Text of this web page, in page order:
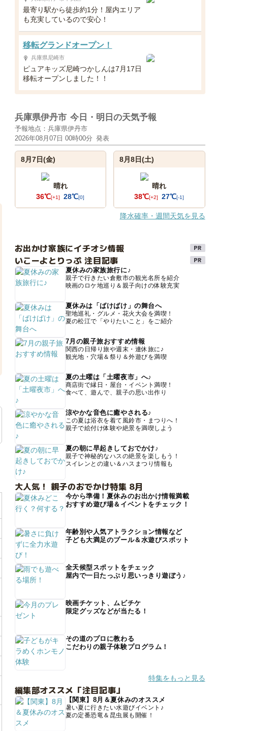
最寄り駅から徒歩約1分！屋内エリア
も充実しているので安心！
移転グランドオープン！
兵庫県尼崎市
ピュアキッズ尼崎つかしんは7月17日
移転オープンしました！！
兵庫県伊丹市 今日・明日の天気予報
予報地点：兵庫県伊丹市
2026年08月07日 00時00分 発表
8月7日(金)
晴れ
36℃[+1] 28℃[0]
8月8日(土)
晴れ
38℃[+2] 27℃[-1]
降水確率・週間天気を見る
お出かけ家族にイチオシ情報
いこーよとりっぷ 注目記事
夏休みの家族旅行に♪
親子で行きたい倉敷市の観光名所を紹介
映画のロケ地巡り＆親子向けの体験充実
夏休みは「ばけばけ」の舞台へ
聖地巡礼・グルメ・花火大会を満喫！
夏の松江で「やりたいこと」をご紹介
7月の親子旅おすすめ情報
関西の日帰り旅や週末・連休旅に♪
観光地・穴場＆祭り＆外遊びを満喫
夏の土曜は「土曜夜市」へ♪
商店街で縁日・屋台・イベント満喫！
食べて、遊んで、親子の思い出作り
涼やかな音色に癒やされる♪
この夏は浴衣を着て風鈴市・まつりへ！
親子で絵付け体験や絶景を満喫しよう
夏の朝に早起きしておでかけ♪
親子で神秘的なハスの絶景を楽しもう！
スイレンとの違い＆ハスまつり情報も
大人気！ 親子のおでかけ特集 8月
今から準備！夏休みのお出かけ情報満載
おすすめ遊び場＆イベントをチェック！
年齢別や人気アトラクション情報など
子ども大満足のプール＆水遊びスポット
全天候型スポットをチェック
屋内で一日たっぷり思いっきり遊ぼう♪
映画チケット、ムビチケ
限定グッズなどが当たる！
その道のプロに教わる
こだわりの親子体験プログラム！
特集をもっと見る
編集部オススメ「注目記事」
【関東】8月＆夏休みのオススメ
暑い夏に行きたい水遊びイベント♪
夏の定番恐竜＆昆虫展も開催！